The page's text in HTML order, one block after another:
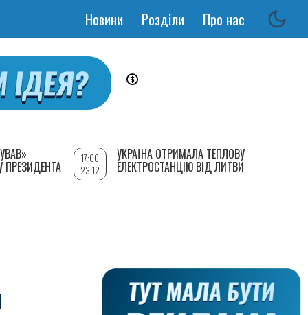
Основная
Новини Розділи Про нас
ПРЕЗИДЕНТА
17:00
23.12
УКРАЇНА ОТРИМАЛА ТЕПЛОВУ
ЕЛЕКТРОСТАНЦІЮ ВІД ЛИТВИ